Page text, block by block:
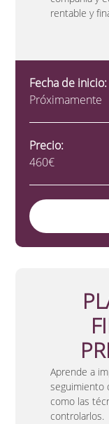
rentable y
Fecha de inicio:
Próximamente
Precio:
460€
Aprende a
seguimiento
como las
controlarlos.